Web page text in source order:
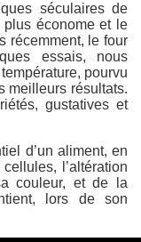
séculaires de
économe et le
récemment, le four
essais, nous
pourvu
meilleurs résultats.
gustatives et
d’un aliment, en
l’altération
couleur, et de la
lors de son